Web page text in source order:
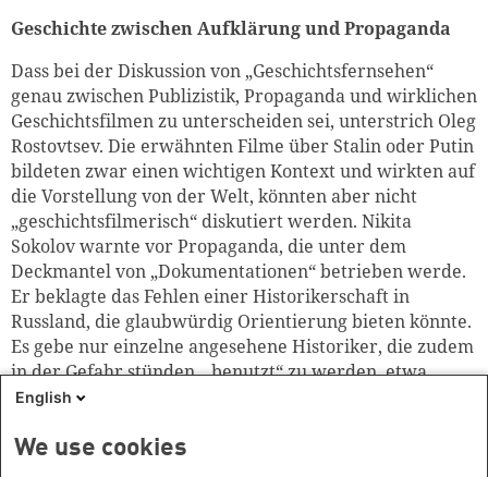
Geschichte zwischen Aufklärung und Propaganda
Dass bei der Diskussion von „Geschichtsfernsehen“
genau zwischen Publizistik, Propaganda und wirklichen
Geschichtsfilmen zu unterscheiden sei, unterstrich Oleg
Rostovtsev. Die erwähnten Filme über Stalin oder Putin
bildeten zwar einen wichtigen Kontext und wirkten auf
die Vorstellung von der Welt, könnten aber nicht
„geschichtsfilmerisch“ diskutiert werden. Nikita
Sokolov warnte vor Propaganda, die unter dem
Deckmantel von „Dokumentationen“ betrieben werde.
Er beklagte das Fehlen einer Historikerschaft in
Russland, die glaubwürdig Orientierung bieten könnte.
Es gebe nur einzelne angesehene Historiker, die zudem
in der Gefahr stünden, „benutzt“ zu werden, etwa
durch aus dem Zusammenhang gerissene Aussagen.
„Geheimdienst-Historiker“ entwickelt, die mit
English
We use cookies